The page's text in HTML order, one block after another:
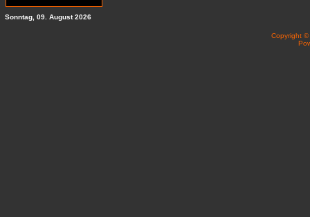
Sonntag, 09. August 2026
Copyright